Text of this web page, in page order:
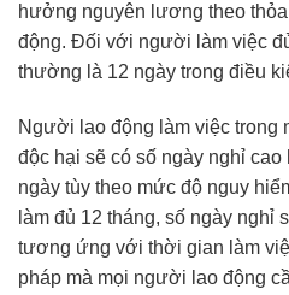
hưởng nguyên lương theo
động. Đối với người làm việc
thường là 12 ngày trong điều
Người lao động làm việc trong
độc hại sẽ có số ngày nghỉ
ngày tùy theo mức độ nguy
làm đủ 12 tháng, số ngày nghỉ
tương ứng với thời gian làm
pháp mà mọi người lao động